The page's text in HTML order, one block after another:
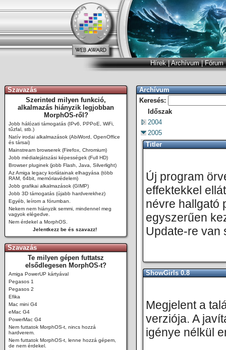
Hírek|Archívum|Fórum
Szavazás
Szerinted milyen funkció,
alkalmazás hiányzik legjobban
MorphOS-ről?
Jobb hálózati támogatás (IPv6, PPPoE, WiFi,
tűzfal, stb.)
Natív irodai alkalmazások (AbiWord, OpenOffice
és társai)
Mainstream browserek (Firefox, Chromium)
Jobb médialejátszási képességek (Full HD)
Browser pluginek (jobb Flash, Java, Silverlight)
Az Amiga legacy korlátainak elhagyása (több
RAM, 64bit, memóriavédelem)
Jobb grafikai alkalmazások (GIMP)
Jobb 3D támogatás (újabb hardverekhez)
Egyéb, leírom a fórumban.
Nekem nem hiányzik semmi, mindennel meg
vagyok elégedve.
Nem érdekel a MorphOS.
Jelentkezz be és szavazz!
Szavazás
Te milyen gépen futtatsz
elsődlegesen MorphOS-t?
Amiga PowerUP kártyával
Pegasos 1
Pegasos 2
Efika
Mac mini G4
eMac G4
PowerMac G4
Nem futtatok MorphOS-t, nincs hozzá
hardverem.
Nem futtatok MorphOS-t, lenne hozzá gépem,
de nem érdekel.
Archívum
Keresés:
Időszak
2004
2005
Titler
Új program
effektekkel
névre hallgató
egyszerűen
Update-re van
ShowGirls 0.8
Megjelent a
verziója. A
igénye nélkül